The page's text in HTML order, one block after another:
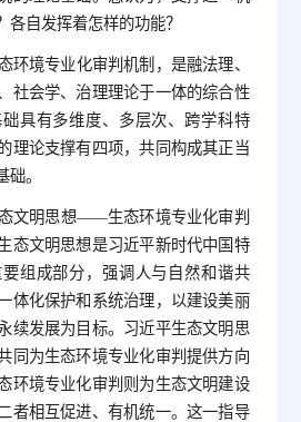
各自发挥着怎样的功能？
环境专业化审判机制，是融法理、
社会学、治理理论于一体的综合性
具有多维度、多层次、跨学科特
理论支撑有四项，共同构成其正当
。
文明思想——生态环境专业化审判
态文明思想是习近平新时代中国特
组成部分，强调人与自然和谐共
体化保护和系统治理，以建设美丽
续发展为目标。习近平生态文明思
同为生态环境专业化审判提供方向
环境专业化审判则为生态文明建设
者相互促进、有机统一。这一指导